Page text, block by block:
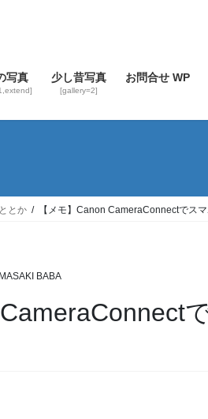
写真 少し昔写真
[gallery=2]
お問合せ WP
とか 【メモ】Canon CameraConnectでス
MASAKI BABA